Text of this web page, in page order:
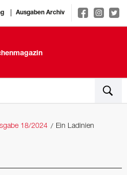
Ausgaben Archiv
18/2024 Ein Ladinien